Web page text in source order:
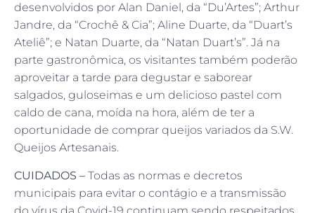
desenvolvidos por Alan Daniel, da “Du’Artes”; Arthur
Jandre, da “Crochê & Cia”; Aline Duarte, da “Duart’s
Ateliê”; e Natan Duarte, da “Natan Duart’s”. Já na
parte gastronômica, os visitantes também poderão
aproveitar a tarde para degustar e saborear
salgados, guloseimas e um delicioso pastel com
caldo de cana, moída na hora, além de ter a
oportunidade de comprar queijos variados da S.W.
Queijos Artesanais.
CUIDADOS – Todas as normas e decretos
municipais para evitar o contágio e a transmissão